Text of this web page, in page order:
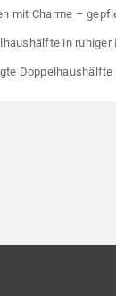
mit Charme –
in ruhiger
Doppelhaushälfte
präsentieren